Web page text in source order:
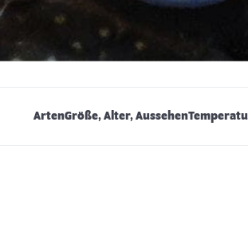
ArtenGröße, Alter, Aussehen